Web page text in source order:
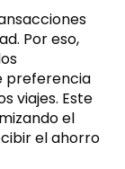
Por eso,
preferencia
viajes. Este
el
el ahorro